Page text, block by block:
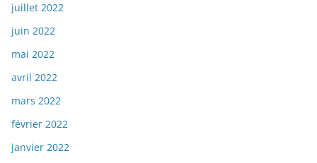
juillet 2022
juin 2022
mai 2022
avril 2022
mars 2022
février 2022
janvier 2022